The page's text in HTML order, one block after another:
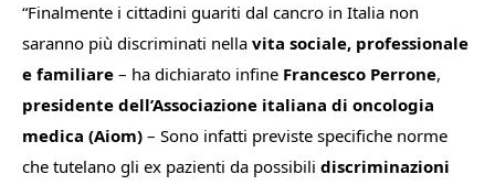
“Finalmente i cittadini guariti dal cancro in Italia non
saranno più discriminati nella vita sociale, professionale
e familiare – ha dichiarato infine Francesco Perrone,
presidente dell’Associazione italiana di oncologia
medica (Aiom) – Sono infatti previste specifiche norme
che tutelano gli ex pazienti da possibili discriminazioni